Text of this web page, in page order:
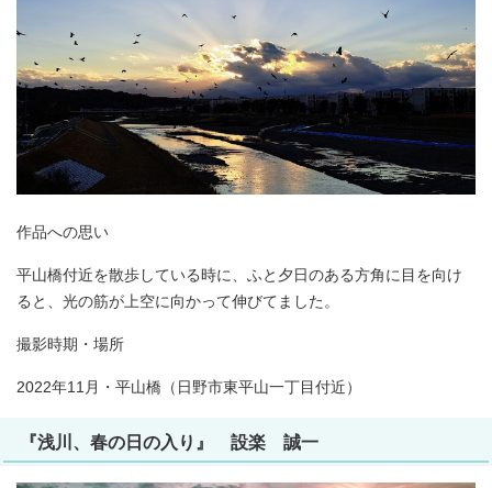
作品への思い
平山橋付近を散歩している時に、ふと夕日のある方角に目を向け
ると、光の筋が上空に向かって伸びてました。
撮影時期・場所
2022年11月・平山橋（日野市東平山一丁目付近）
『浅川、春の日の入り』 設楽 誠一